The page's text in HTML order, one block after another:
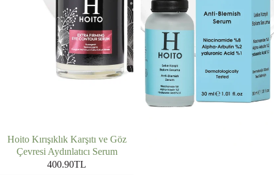
Hoito Kırışıklık Karşıtı ve Göz
Çevresi Aydınlatıcı Serum
400.90TL